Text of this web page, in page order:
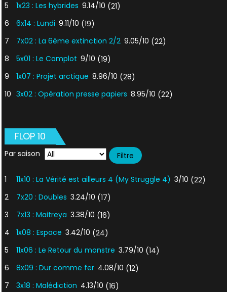
5
1x23 : Les hybrides 9.14/10 (21)
6
6x14 : Lundi 9.11/10 (19)
7
7x02 : La 6ème extinction 2/2 9.05/10 (22)
8
5x01 : Le Complot 9/10 (19)
9
1x07 : Projet arctique 8.96/10 (28)
10 3x02 : Opération presse papiers 8.95/10 (22)
FLOP 10
Par saison
1 11x10 : La Vérité est ailleurs 4 (My Struggle 4) 3/10 (22)
2
7x20 : Doubles 3.24/10 (17)
3
7x13 : Maitreya 3.38/10 (16)
4
1x08 : Espace 3.42/10 (24)
5
11x06 : Le Retour du monstre 3.79/10 (14)
6
8x09 : Dur comme fer 4.08/10 (12)
7
3x18 : Malédiction 4.13/10 (16)